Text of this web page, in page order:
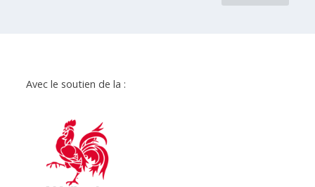
Avec le soutien de la :